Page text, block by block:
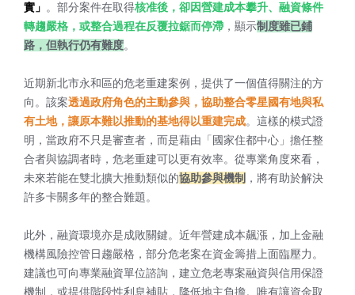
實」 。部分案件在取得核准後，卻因營建成本攀升、融資條件
轉趨嚴格，或整合過程在反覆拉鋸而停滯 ，顯示制度雖已鋪
路，但執行仍有難度。
近期新北市永和區的危老重建案例，提供了一個值得關注的方
向。該案透過政府角色的主動參與，協助整合零星國有地與私
有土地，讓原本難以推動的基地得以重建完成。這樣的模式證
明，當政府不只是審查者，而是藉由「國家住都中心」擔任整
合者與協調者時，危老重建可以更有效率。從專業角度來看，
未來若能在雙北擴大推動類似的協助參與機制 ，將有助於解決
許多卡關多年的整合難題。
此外，融資環境亦是成敗關鍵。近年營建成本飆漲，加上金融
機構風險控管日趨嚴格，部分危老案在資金籌措上面臨壓力。
建議也可向專業融資單位諮詢，建立危老專案融資與信用保證
機制，或提供階段性利息補貼，降低地主負擔。唯有讓資金取